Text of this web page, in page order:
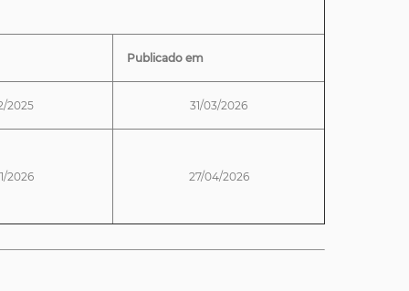
Publicado em
2025 31/03/2026
2026 27/04/2026